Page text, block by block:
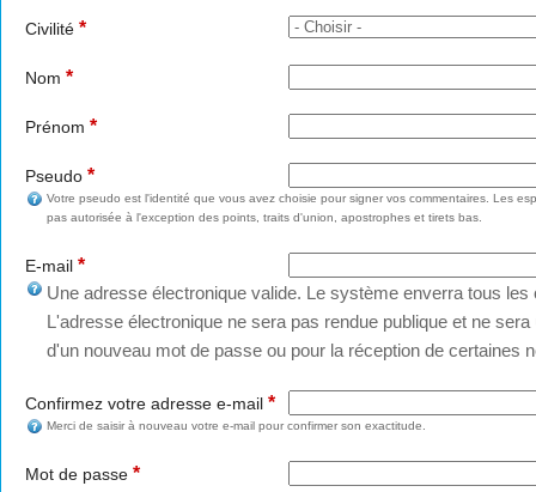
Civilité *
Nom *
Prénom *
Pseudo *
Votre pseudo est l'identité que vous avez choisie pour signer vos commentaires. Les
pas autorisée à l'exception des points, traits d'union, apostrophes et tirets bas.
E-mail *
Une adresse électronique valide. Le système enverra tous
L'adresse électronique ne sera pas rendue publique et ne
d'un nouveau mot de passe ou pour la réception de certaines
Confirmez votre adresse e-mail *
Merci de saisir à nouveau votre e-mail pour confirmer son exactitude.
Mot de passe *